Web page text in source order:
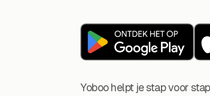
Yoboo helpt je stap voor